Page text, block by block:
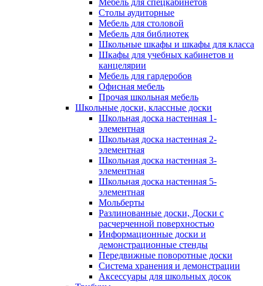
Мебель для спецкабинетов
Столы аудиторные
Мебель для столовой
Мебель для библиотек
Школьные шкафы и шкафы для класса
Шкафы для учебных кабинетов и
канцелярии
Мебель для гардеробов
Офисная мебель
Прочая школьная мебель
Школьные доски, классные доски
Школьная доска настенная 1-
элементная
Школьная доска настенная 2-
элементная
Школьная доска настенная 3-
элементная
Школьная доска настенная 5-
элементная
Мольберты
Разлинованные доски, Доски с
расчерченной поверхностью
Информационные доски и
демонстрационные стенды
Передвижные поворотные доски
Система хранения и демонстрации
Аксессуары для школьных досок